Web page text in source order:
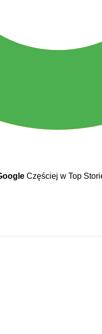
Częściej w Top